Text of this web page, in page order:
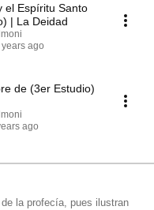
el Espíritu Santo
| La Deidad
years ago
de (3er Estudio)
ago
la profecía, pues ilustran